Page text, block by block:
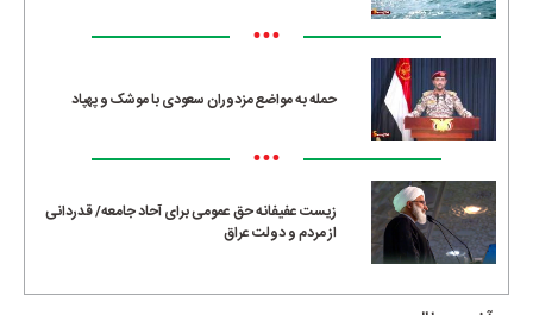
•••
حمله به مواضع مزدوران سعودی با موشک و پهپاد
•••
زیست عفیفانه حق عمومی برای آحاد جامعه/ قدردانی
از مردم و دولت عراق